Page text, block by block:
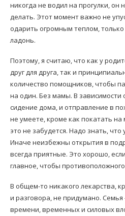
никогда не водил на прогулки, он
делать. Этот момент важно не
одарить огромным теплом,
ладонь.
Поэтому, я считаю, что как у
друг для друга, так и
количество помощников, чтобы
на один. Без мамы. В зависимости
сидение дома, и отправление в
не умеете, кроме как покатать
это не забудется. Надо знать, что
Иначе неизбежны открытия в
всегда приятные. Это хорошо,
главное, чтобы
В общем-то никакого лекарства,
и разговора, не придумано.
времени, временных и силовых